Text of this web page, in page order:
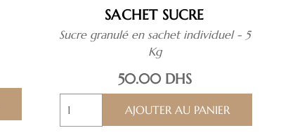
SACHET SUCRE
Sucre granulé en sachet individuel - 5
Kg
50.00 DHS
AJOUTER AU PANIER